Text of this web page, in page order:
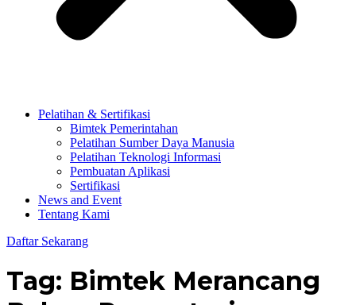
Pelatihan & Sertifikasi
Bimtek Pemerintahan
Pelatihan Sumber Daya Manusia
Pelatihan Teknologi Informasi
Pembuatan Aplikasi
Sertifikasi
News and Event
Tentang Kami
Daftar Sekarang
Tag: Bimtek Merancang